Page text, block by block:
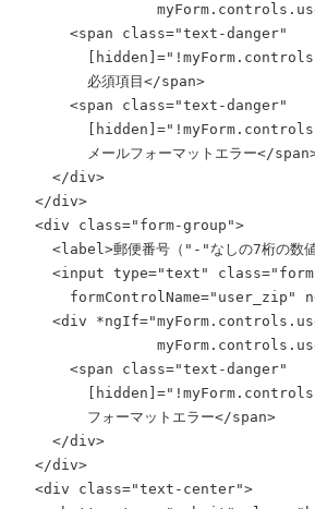
      <span class="text-danger"
        必須項目</span>
      <span class="text-danger"
メールフォーマットエラー</
    </div>
  </div>
  <div class="form-group">
<label>郵便番号（"-"なしの7桁の数
<input type="text"
formControlName="user_zip"
<div
      <span class="text-danger"
        フォーマットエラー</span>
    </div>
  </div>
  <div class="text-center">